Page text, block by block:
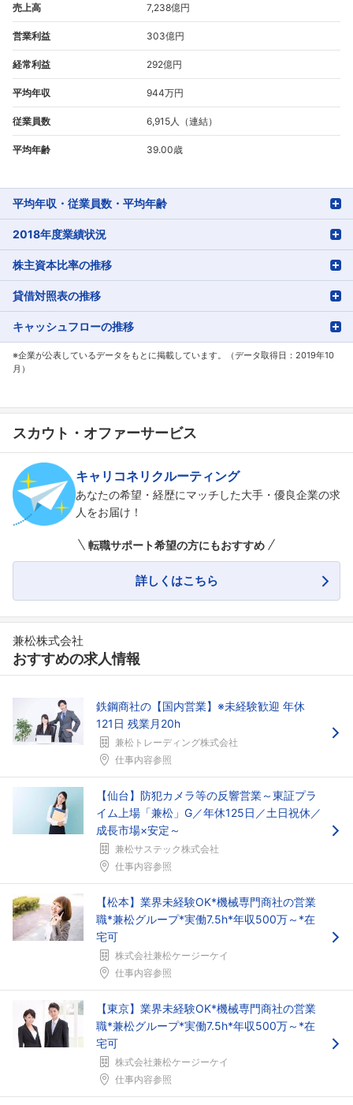
売上高 7,238億円
営業利益 303億円
経常利益 292億円
平均年収 944万円
従業員数 6,915人（連結）
平均年齢 39.00歳
平均年収・従業員数・平均年齢
2018年度業績状況
株主資本比率の推移
貸借対照表の推移
キャッシュフローの推移
※企業が公表しているデータをもとに掲載しています。（データ取得日：2019年10
月）
スカウト・オファーサービス
キャリコネリクルーティング
あなたの希望・経歴にマッチした大手・優良企業の求
人をお届け！
転職サポート希望の方にもおすすめ
詳しくはこちら
兼松株式会社
おすすめの求人情報
鉄鋼商社の【国内営業】※未経験歓迎 年休
121日 残業月20h
兼松トレーディング株式会社
仕事内容参照
【仙台】防犯カメラ等の反響営業～東証プラ
イム上場「兼松」G／年休125日／土日祝休／
成長市場×安定～
兼松サステック株式会社
仕事内容参照
【松本】業界未経験OK*機械専門商社の営業
職*兼松グループ*実働7.5h*年収500万～*在
宅可
株式会社兼松ケージーケイ
仕事内容参照
【東京】業界未経験OK*機械専門商社の営業
職*兼松グループ*実働7.5h*年収500万～*在
宅可
株式会社兼松ケージーケイ
仕事内容参照